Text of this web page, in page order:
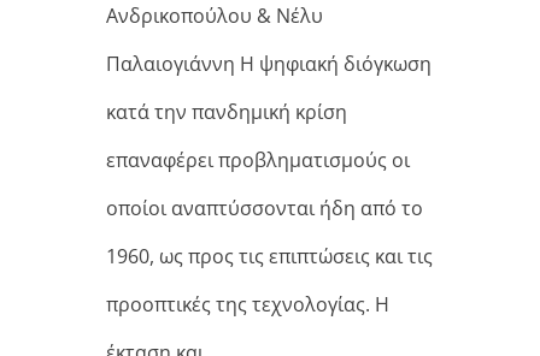
Ανδρικοπούλου & Νέλυ
Παλαιογιάννη Η ψηφιακή διόγκωση
κατά την πανδημική κρίση
επαναφέρει προβληματισμούς οι
οποίοι αναπτύσσονται ήδη από το
1960, ως προς τις επιπτώσεις και τις
προοπτικές της τεχνολογίας. Η